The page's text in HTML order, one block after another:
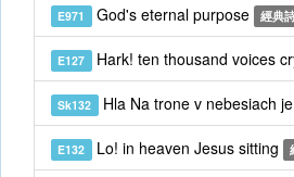
E971 God's eternal purpose 經典
E127 Hark! ten thousand voices
Sk132 Hla Na trone v nebesiach je
E132 Lo! in heaven Jesus sitting